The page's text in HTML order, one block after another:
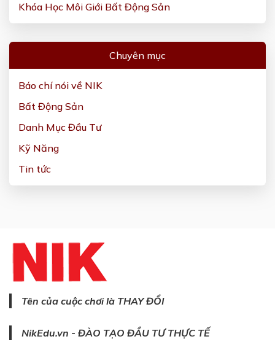
Khóa Học Môi Giới Bất Động Sản
Chuyên mục
Báo chí nói về NIK
Bất Động Sản
Danh Mục Đầu Tư
Kỹ Năng
Tin tức
Tên của cuộc chơi là THAY ĐỔI
NikEdu.vn - ĐÀO TẠO ĐẦU TƯ THỰC TẾ